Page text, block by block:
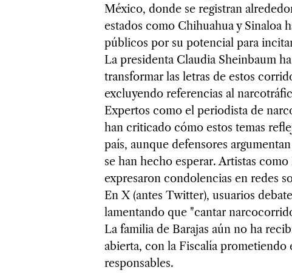
México, donde se registran
estados como Chihuahua y Sinaloa
públicos por su potencial para
La presidenta Claudia Sheinbaum
transformar las letras de estos
excluyendo referencias al
Expertos como el periodista de
han criticado cómo estos temas
país, aunque defensores
se han hecho esperar. Artistas
expresaron condolencias en redes
En X (antes Twitter), usuarios
lamentando que "cantar
La familia de Barajas aún no ha
abierta, con la Fiscalía prometiendo
responsables.